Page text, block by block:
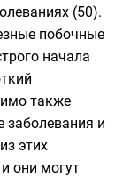
(50).
побочные
начала
также
заболевания и
этих
они могут